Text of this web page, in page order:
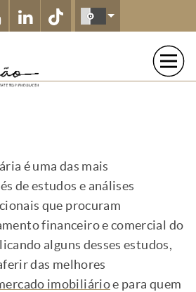
principal
é uma das mais
de estudos e análises
que procuram
financeiro e comercial do
alguns desses estudos,
das melhores
imobiliárioe para quem